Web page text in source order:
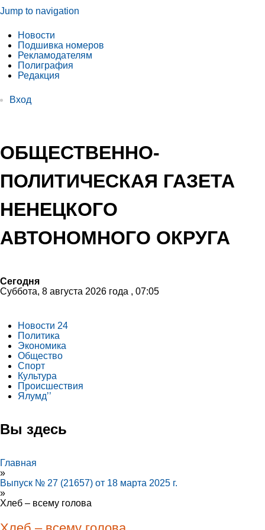
Jump to navigation
Новости
Подшивка номеров
Рекламодателям
Полиграфия
Редакция
Вход
ОБЩЕСТВЕННО-
ПОЛИТИЧЕСКАЯ ГАЗЕТА
НЕНЕЦКОГО
АВТОНОМНОГО ОКРУГА
Сегодня
Суббота, 8 августа 2026 года , 07:05
Новости 24
Политика
Экономика
Общество
Спорт
Культура
Происшествия
Ялумд’’
Вы здесь
Главная
»
Выпуск № 27 (21657) от 18 марта 2025 г.
»
Хлеб – всему голова